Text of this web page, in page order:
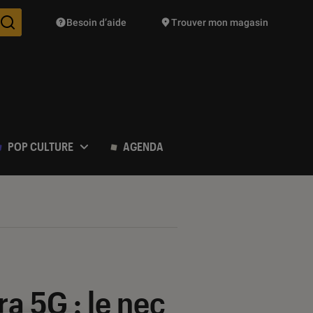
Des suggestions de produits vont vous être proposées
Besoin d’aide Trouver mon magasin
POP CULTURE AGENDA
5G : le nec